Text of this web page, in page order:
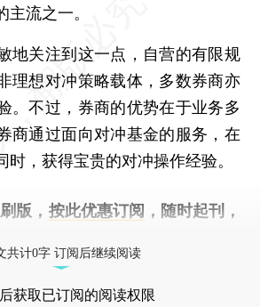
主流之一。
地关注到这一点，自营的有限规
理想对冲策略载体，多数券商亦
。不过，券商的优势在于业务多
商通过面向对冲基金的服务，在
时，获得宝贵的对冲操作经验。
版， 按此优惠订阅 ，随时起刊，
共计0字 订阅后继续阅读
后获取已订阅的阅读权限